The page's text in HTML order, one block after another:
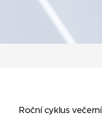
Roční cyklus